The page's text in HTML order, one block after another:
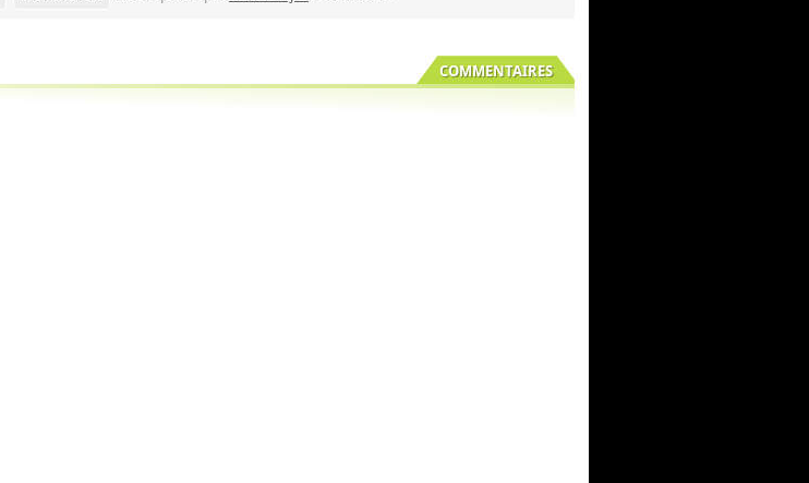
COMMENTAIRES